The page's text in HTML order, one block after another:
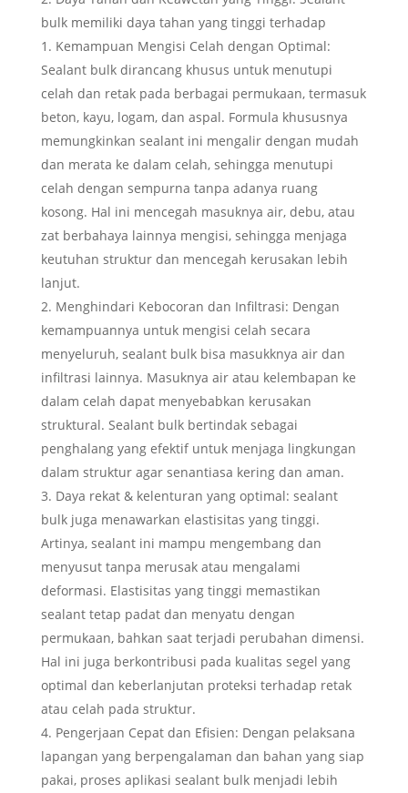
bulk memiliki daya tahan yang tinggi terhadap
Kemampuan Mengisi Celah dengan Optimal:
Sealant bulk dirancang khusus untuk menutupi
celah dan retak pada berbagai permukaan, termasuk
beton, kayu, logam, dan aspal. Formula khususnya
memungkinkan sealant ini mengalir dengan mudah
dan merata ke dalam celah, sehingga menutupi
celah dengan sempurna tanpa adanya ruang
kosong. Hal ini mencegah masuknya air, debu, atau
zat berbahaya lainnya mengisi, sehingga menjaga
keutuhan struktur dan mencegah kerusakan lebih
lanjut.
Menghindari Kebocoran dan Infiltrasi: Dengan
kemampuannya untuk mengisi celah secara
menyeluruh, sealant bulk bisa masukknya air dan
infiltrasi lainnya. Masuknya air atau kelembapan ke
dalam celah dapat menyebabkan kerusakan
struktural. Sealant bulk bertindak sebagai
penghalang yang efektif untuk menjaga lingkungan
dalam struktur agar senantiasa kering dan aman.
Daya rekat & kelenturan yang optimal: sealant
bulk juga menawarkan elastisitas yang tinggi.
Artinya, sealant ini mampu mengembang dan
menyusut tanpa merusak atau mengalami
deformasi. Elastisitas yang tinggi memastikan
sealant tetap padat dan menyatu dengan
permukaan, bahkan saat terjadi perubahan dimensi.
Hal ini juga berkontribusi pada kualitas segel yang
optimal dan keberlanjutan proteksi terhadap retak
atau celah pada struktur.
Pengerjaan Cepat dan Efisien: Dengan pelaksana
lapangan yang berpengalaman dan bahan yang siap
pakai, proses aplikasi sealant bulk menjadi lebih